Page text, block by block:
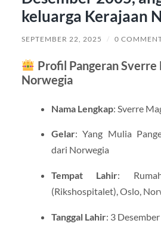
keluarga Kerajaan
SEPTEMBER 22, 2025 / 0
Profil Pangeran Sverre
Norwegia
Nama Lengkap: Sverre
Gelar: Yang Mulia
dari Norwegia
Tempat Lahir:
(Rikshospitalet), Oslo,
Tanggal Lahir: 3